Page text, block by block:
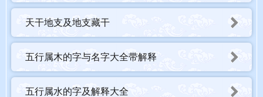
天干地支及地支藏干
五行属木的字与名字大全带解释
五行属水的字及解释大全